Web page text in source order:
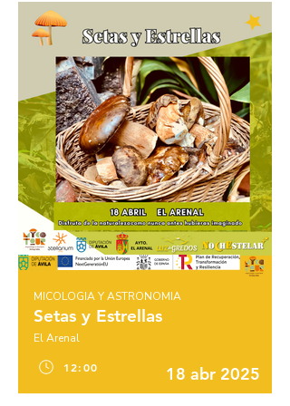
MICOLOGIA Y ASTRONOMIA
Setas y Estrellas
El Arenal
12:00
18 abr 2025